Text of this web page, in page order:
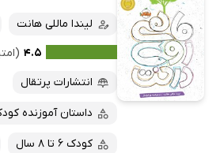
لیندا ماللی هانت
۴.۵ (امتیاز
انتشارات پرتقال
داستان آموزنده
کودک 6 تا 8 سال